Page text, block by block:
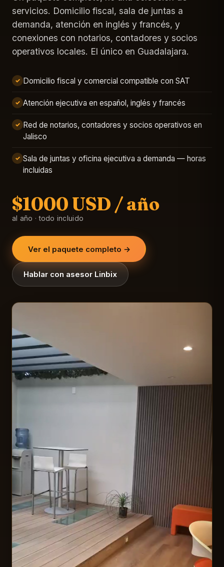
servicios. Domicilio fiscal, sala de juntas a
demanda, atención en inglés y francés, y
conexiones con notarios, contadores y socios
operativos locales. El único en Guadalajara.
✓ Domicilio fiscal y comercial compatible con SAT
✓ Atención ejecutiva en español, inglés y francés
✓ Red de notarios, contadores y socios operativos en
Jalisco
✓ Sala de juntas y oficina ejecutiva a demanda — horas
incluidas
$1000 USD / año
al año · todo incluido
Ver el paquete completo →
Hablar con asesor Linbix